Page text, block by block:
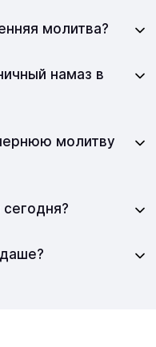
молитва?
намаз в
молитву